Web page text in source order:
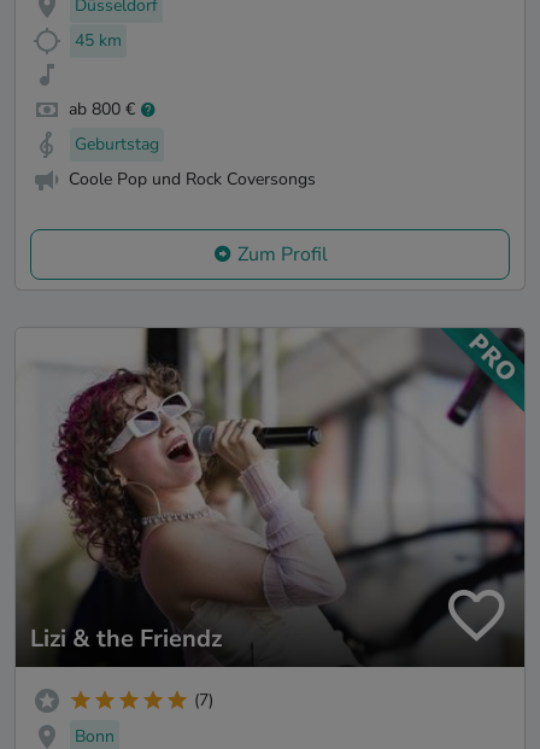
Düsseldorf
45 km
ab 800 €
Geburtstag
Coole Pop und Rock Coversongs
Zum Profil
Lizi & the Friendz
(7)
Bonn